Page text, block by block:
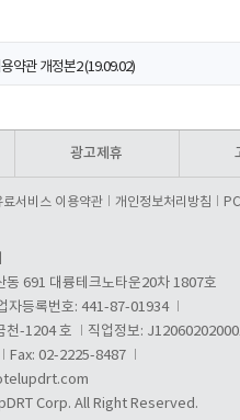
침 개정본1 (19.09.02)
약관 개정본2 (19.09.02)
광고제휴
료서비스 이용약관 개인정보처리방침
동 691 대륭테크노타운20차 1807호
자등록번호: 441-87-01934
천-1204 호
직업정보:
Fax: 02-2225-8487
Corp. All Right Reserved.